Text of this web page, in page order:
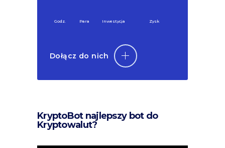
Godz. Para Inwestycja Zysk
Dołącz do nich
KryptoBot najlepszy bot do
Kryptowalut?